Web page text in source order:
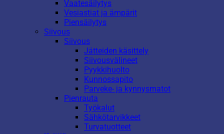
Vaatesäilytys
Vesiastiat ja ämpärit
Piensäilytys
Siivous
Siivous
Jätteiden käsittely
Siivousvälineet
Pyykkihuolto
Kunnossapito
Parveke- ja kynnysmatot
Pienrauta
Työkalut
Sähkötarvikkeet
Turvatuotteet